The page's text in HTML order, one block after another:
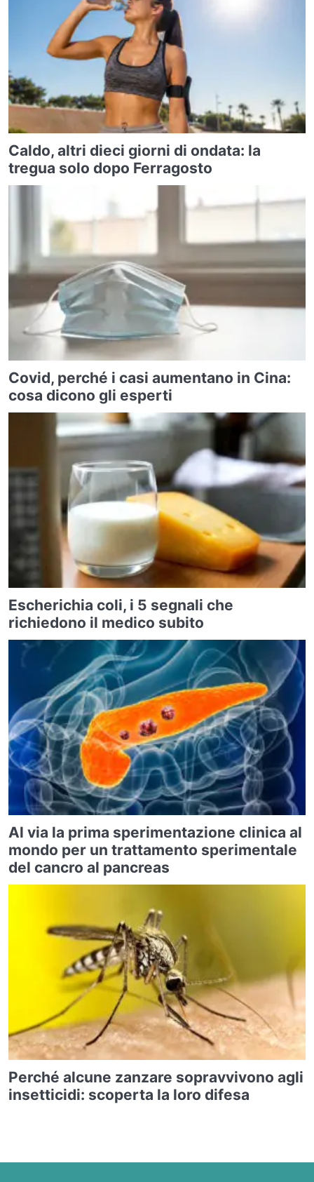
Caldo, altri dieci giorni di ondata: la
tregua solo dopo Ferragosto
Covid, perché i casi aumentano in Cina:
cosa dicono gli esperti
Escherichia coli, i 5 segnali che
richiedono il medico subito
Al via la prima sperimentazione clinica al
mondo per un trattamento sperimentale
del cancro al pancreas
Perché alcune zanzare sopravvivono agli
insetticidi: scoperta la loro difesa